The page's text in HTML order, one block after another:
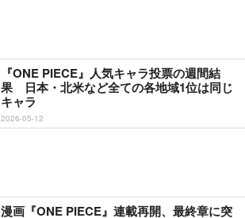
『ONE PIECE』人気キャラ投票の週間結
果 日本・北米など全ての各地域1位は同じ
キャラ
2026-05-12
漫画『ONE PIECE』連載再開、最終章に突